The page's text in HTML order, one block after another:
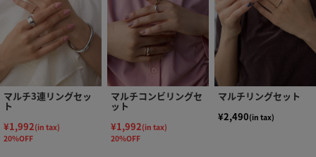
マルチ3連リングセッ
ト
¥1,992(in tax)
20%OFF
マルチコンビリングセ
ット
¥1,992(in tax)
20%OFF
マルチリングセット
¥2,490(in tax)